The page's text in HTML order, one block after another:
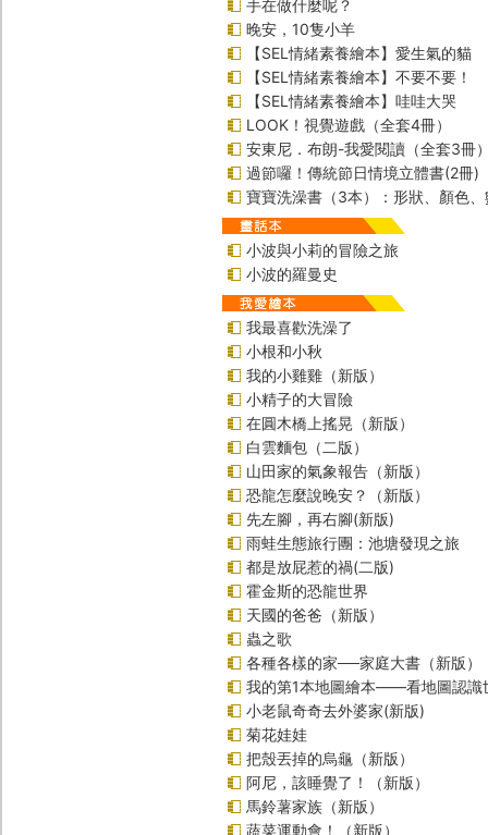
手在做什麼呢？
晚安，10隻小羊
【SEL情緒素養繪本】愛生氣的貓
【SEL情緒素養繪本】不要不要！
【SEL情緒素養繪本】哇哇大哭
LOOK！視覺遊戲（全套4冊）
安東尼．布朗-我愛閱讀（全套3冊
過節囉！傳統節日情境立體書(2冊)
寶寶洗澡書（3本）：形狀、顏色、
小波與小莉的冒險之旅
小波的羅曼史
我最喜歡洗澡了
小根和小秋
我的小雞雞（新版）
小精子的大冒險
在圓木橋上搖晃（新版）
白雲麵包（二版）
山田家的氣象報告（新版）
恐龍怎麼說晚安？（新版）
先左腳，再右腳(新版)
雨蛙生態旅行團：池塘發現之旅
都是放屁惹的禍(二版)
霍金斯的恐龍世界
天國的爸爸（新版）
蟲之歌
各種各樣的家──家庭大書（新版）
我的第1本地圖繪本――看地圖認識
小老鼠奇奇去外婆家(新版)
菊花娃娃
把殼丟掉的烏龜（新版）
阿尼，該睡覺了！（新版）
馬鈴薯家族（新版）
蔬菜運動會！（新版）